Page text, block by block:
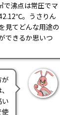
で沸点は常圧でマ
。うさりん
見てどんな用途の
できるか思いつ
が